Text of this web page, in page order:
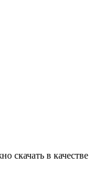
скачать в качестве